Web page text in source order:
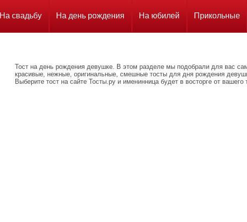
На свадьбу На день рождения На юбилей Прикольные
Тост на день рождения девушке. В этом разделе мы подобрали для вас
красивые, нежные, оригинальные, смешные тосты для дня рождения
Выберите тост на сайте Тосты.ру и именинница будет в восторге от вашего